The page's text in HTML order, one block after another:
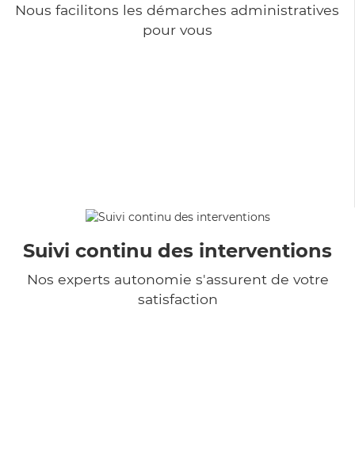
Nous facilitons les démarches administratives
pour vous
Suivi continu des interventions
Nos experts autonomie s'assurent de votre
satisfaction